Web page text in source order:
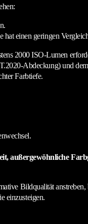
hat einen geringen
2000 ISO-Lumen
Abdeckung) und
Farbtiefe.
außergewöhnliche
Bildqualität anstreben,
einzusteigen.